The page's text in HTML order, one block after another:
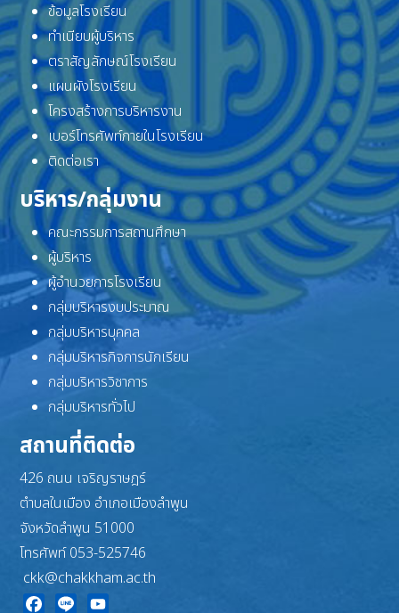
ข้อมูลโรงเรียน
ทำเนียบผู้บริหาร
ตราสัญลักษณ์โรงเรียน
แผนผังโรงเรียน
โครงสร้างการบริหารงาน
เบอร์โทรศัพท์ภายในโรงเรียน
ติดต่อเรา
บริหาร/กลุ่มงาน
คณะกรรมการสถานศึกษา
ผู้บริหาร
ผู้อำนวยการโรงเรียน
กลุ่มบริหารงบประมาณ
กลุ่มบริหารบุคคล
กลุ่มบริหารกิจการนักเรียน
กลุ่มบริหารวิชาการ
กลุ่มบริหารทั่วไป
สถานที่ติดต่อ
426 ถนน เจริญราษฎร์
ตำบลในเมือง อำเภอเมืองลำพูน
จังหวัดลำพูน 51000
โทรศัพท์ 053-525746
ckk@chakkham.ac.th